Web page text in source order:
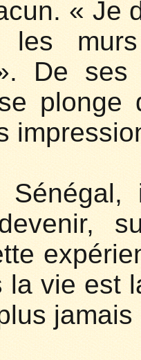
« Je
les
De
plonge
la vie est